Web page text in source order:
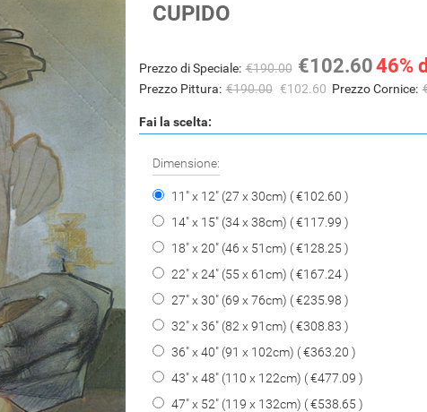
CUPIDO
Prezzo di Speciale: €190.00 €102.6046%
Prezzo Pittura: €190.00 €102.60 Prezzo Cornice:
Fai la scelta:
Dimensione:
11" x 12" (27 x 30cm) ( €102.60 )
14" x 15" (34 x 38cm) ( €117.99 )
18" x 20" (46 x 51cm) ( €128.25 )
22" x 24" (55 x 61cm) ( €167.24 )
27" x 30" (69 x 76cm) ( €235.98 )
32" x 36" (82 x 91cm) ( €308.83 )
36" x 40" (91 x 102cm) ( €363.20 )
43" x 48" (110 x 122cm) ( €477.09 )
47" x 52" (119 x 132cm) ( €538.65 )